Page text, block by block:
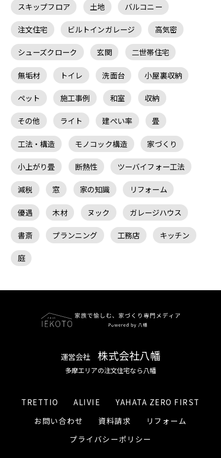
スキップフロア 土地 バルコニー
注文住宅 ビルトインガレージ 高気密
シューズクローク 玄関 二世帯住宅
無垢材 トイレ 洗面台 小屋裏収納
ペット 施工事例 和室 収納
その他 ライト 建ぺい率 畳
工法・構造 モノコック構造 家づくり
小上がり畳 断熱性 ツーバイフォー工法
減税 窓 家の知識 リフォーム
優遇 木材 ヌック ガレージハウス
書斎 プランニング 工務店 キッチン
庭
運営会社 株式会社八幡
多摩エリアの注文住宅なら八幡
TRETTIO ALIVIE
YAHATA ZERO FIRST
お問い合わせ
資料請求
リフォーム
プライバシーポリシー